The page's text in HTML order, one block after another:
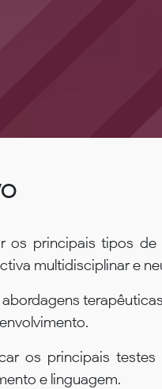
os principais tipos
multidisciplinar e
os principais
e linguagem.